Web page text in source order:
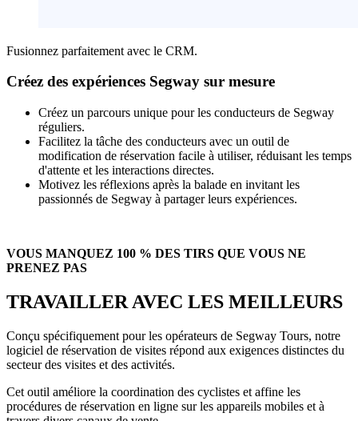
Fusionnez parfaitement avec le CRM.
Créez des expériences Segway sur mesure
Créez un parcours unique pour les conducteurs de Segway
réguliers.
Facilitez la tâche des conducteurs avec un outil de
modification de réservation facile à utiliser, réduisant les temps
d'attente et les interactions directes.
Motivez les réflexions après la balade en invitant les
passionnés de Segway à partager leurs expériences.
VOUS MANQUEZ 100 % DES TIRS QUE VOUS NE
PRENEZ PAS
TRAVAILLER AVEC LES MEILLEURS
Conçu spécifiquement pour les opérateurs de Segway Tours, notre
logiciel de réservation de visites répond aux exigences distinctes du
secteur des visites et des activités.
Cet outil améliore la coordination des cyclistes et affine les
procédures de réservation en ligne sur les appareils mobiles et à